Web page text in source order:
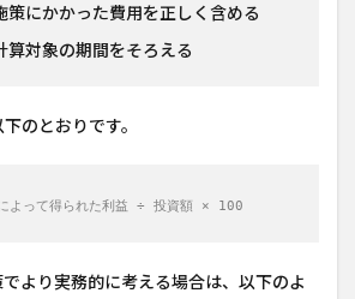
策にかかった費用を正しく含める
算対象の期間をそろえる
のとおりです。
よって得られた利益 ÷ 投資額 × 100
より実務的に考える場合は、以下のよ